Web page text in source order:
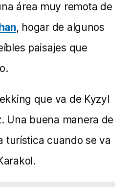
área muy remota de
, hogar de algunos
paisajes que
que va de Kyzyl
Una buena manera de
turística cuando se va